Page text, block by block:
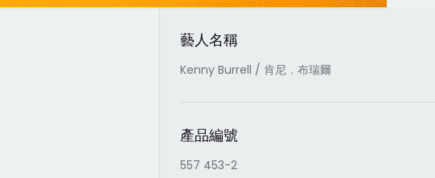
藝人名稱
Kenny Burrell / 肯尼．布瑞爾
產品編號
557 453-2